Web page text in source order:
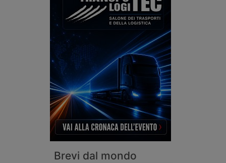
Brevi dal mondo